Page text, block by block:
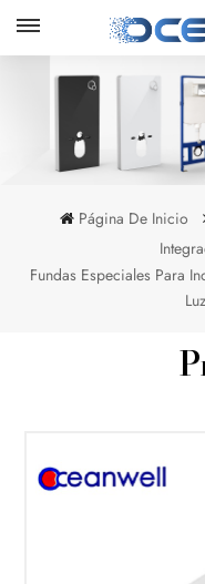
Página De Inicio
Fundas Especiales Para